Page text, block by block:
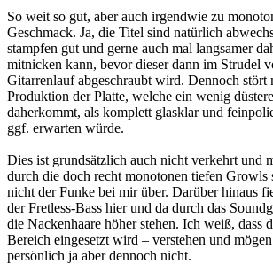
So weit so gut, aber auch irgendwie zu
Geschmack. Ja, die Titel sind natürlich
stampfen gut und gerne auch mal langsamer
mitnicken kann, bevor dieser dann im Strudel
Gitarrenlauf abgeschraubt wird. Dennoch stört
Produktion der Platte, welche ein wenig
daherkommt, als komplett glasklar und
ggf. erwarten würde.
Dies ist grundsätzlich auch nicht verkehrt und
durch die doch recht monotonen tiefen Growls
nicht der Funke bei mir über. Darüber hinaus
der Fretless-Bass hier und da durch das
die Nackenhaare höher stehen. Ich weiß, dass
Bereich eingesetzt wird – verstehen und
persönlich ja aber dennoch nicht.